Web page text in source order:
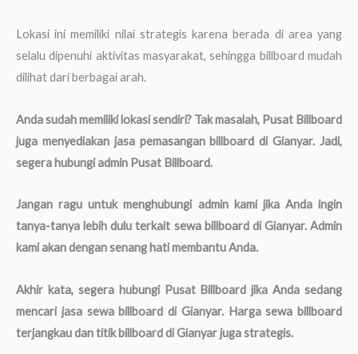
Lokasi ini memiliki nilai strategis karena berada di area yang
selalu dipenuhi aktivitas masyarakat, sehingga billboard mudah
dilihat dari berbagai arah.
Anda sudah memiliki lokasi sendiri? Tak masalah, Pusat Billboard
juga menyediakan jasa pemasangan billboard di Gianyar. Jadi,
segera hubungi admin Pusat Billboard.
Jangan ragu untuk menghubungi admin kami jika Anda ingin
tanya-tanya lebih dulu terkait sewa billboard di Gianyar. Admin
kami akan dengan senang hati membantu Anda.
Akhir kata, segera hubungi Pusat Billboard jika Anda sedang
mencari jasa sewa billboard di Gianyar. Harga sewa billboard
terjangkau dan titik billboard di Gianyar juga strategis.